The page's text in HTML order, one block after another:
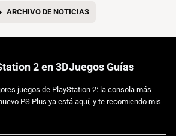
ARCHIVO DE NOTICIAS
2 en 3DJuegos Guías
juegos de PlayStation 2: la consola más
PS Plus ya está aquí, y te recomiendo mis